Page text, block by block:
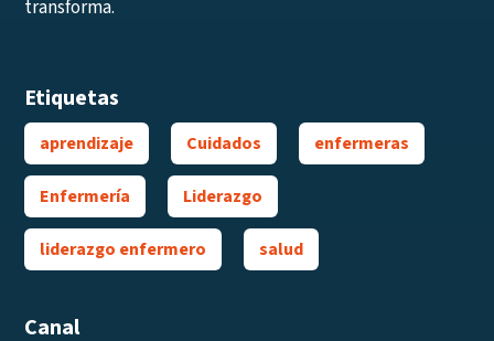
transforma.
Etiquetas
aprendizaje Cuidados enfermeras
Enfermería Liderazgo
liderazgo enfermero salud
Canal